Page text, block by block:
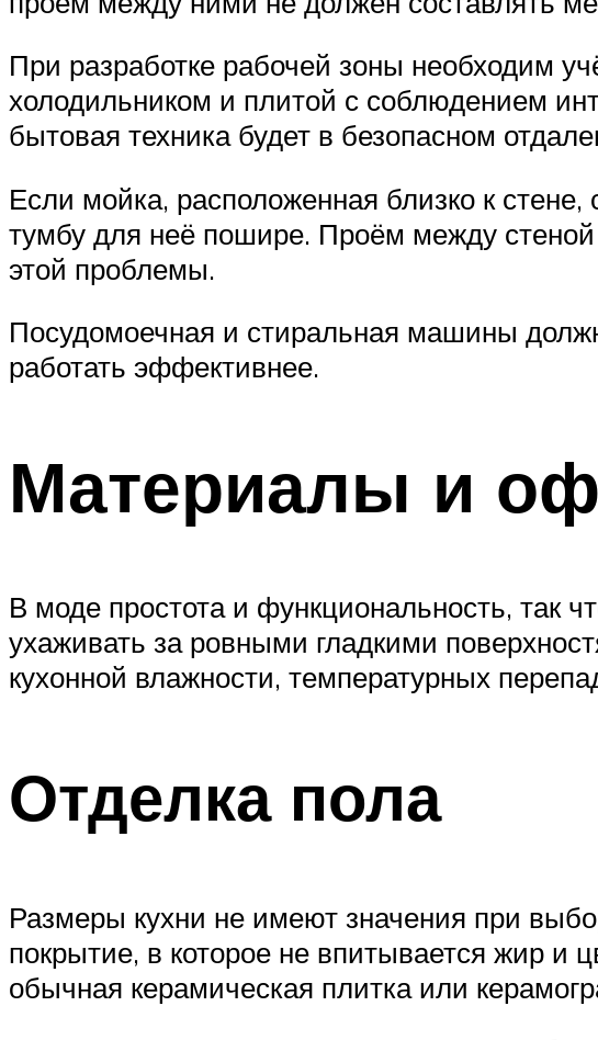
При разработке рабочей зоны необходим
холодильником и плитой с соблюдением
бытовая техника будет в безопасном
Если мойка, расположенная близко к
тумбу для неё пошире. Проём между
этой проблемы.
Посудомоечная и стиральная машины
работать эффективнее.
Материалы и
В моде простота и функциональность, так
ухаживать за ровными гладкими
кухонной влажности, температурных
Отделка пола
Размеры кухни не имеют значения при
покрытие, в которое не впитывается жир и
обычная керамическая плитка или